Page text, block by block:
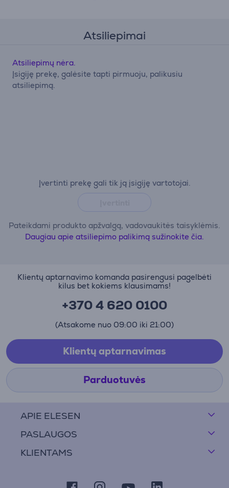
Atsiliepimai
Įvertinti prekę gali tik ją įsigiję vartotojai.
Pateikdami produkto apžvalgą, vadovaukitės taisyklėmis.
Daugiau apie atsiliepimo palikimą sužinokite čia.
Atsiliepimų nėra.
Įsigiję prekę, galėsite tapti pirmuoju, palikusiu
atsiliepimą.
APIE ELESEN
PASLAUGOS
KLIENTAMS
Klientų aptarnavimo komanda pasirengusi pagelbėti
kilus bet kokiems klausimams!
+370 4 620 0100
(Atsakome nuo 09:00 iki 21:00)
Klientų aptarnavimas
Parduotuvės